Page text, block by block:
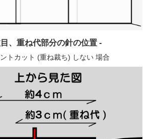
、重ね代部分の針の位置 -
トカット (重ね裁ち) しない 場合